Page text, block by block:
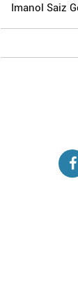
Imanol Saiz